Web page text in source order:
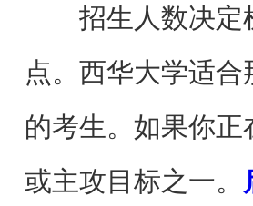
招生人数决定
点。西华大学适
的考生。如果你
或主攻目标之一。